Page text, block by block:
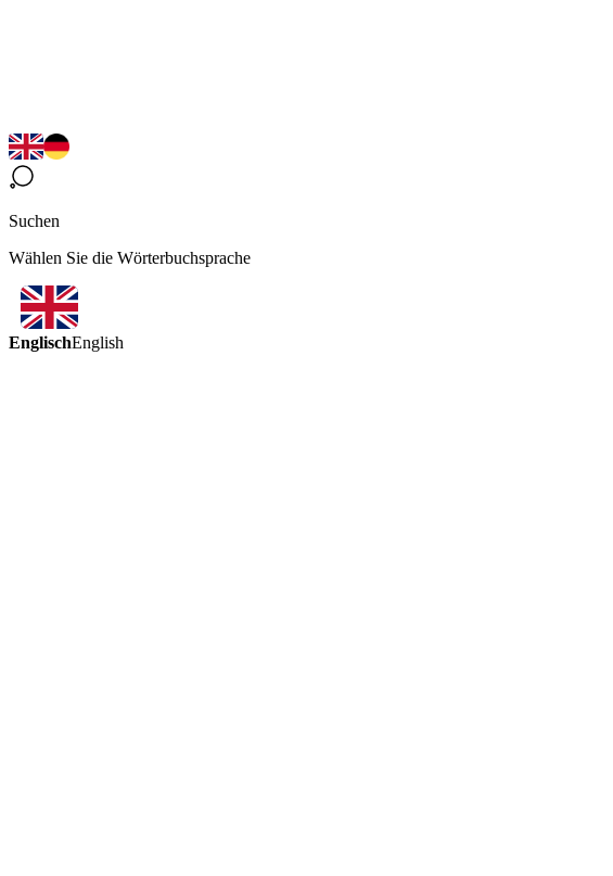
Suchen
Wählen Sie die Wörterbuchsprache
EnglischEnglish